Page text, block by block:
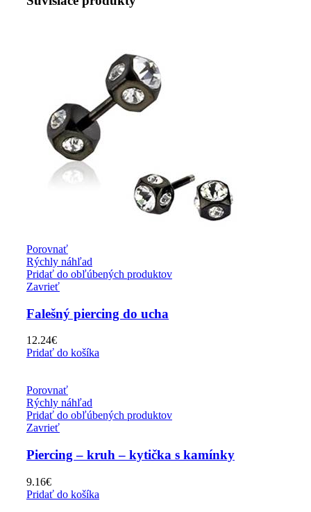
Porovnať
Rýchly náhľad
Pridať do obľúbených produktov
Zavrieť
Falešný piercing do ucha
12.24€
Pridať do košíka
Porovnať
Rýchly náhľad
Pridať do obľúbených produktov
Zavrieť
Piercing – kruh – kytička s kamínky
9.16€
Pridať do košíka